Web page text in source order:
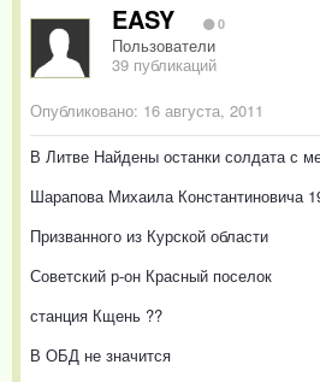
EASY 0
Пользователи
39 публикаций
Опубликовано: 16 августа, 2011
В Литве Найдены останки солдата с
Шарапова Михаила Константиновича
Призванного из Курской области
Советский р-он Красный поселок
станция Кщень ??
В ОБД не значится